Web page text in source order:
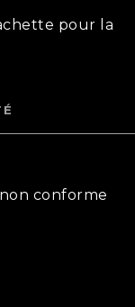
pour la
conforme